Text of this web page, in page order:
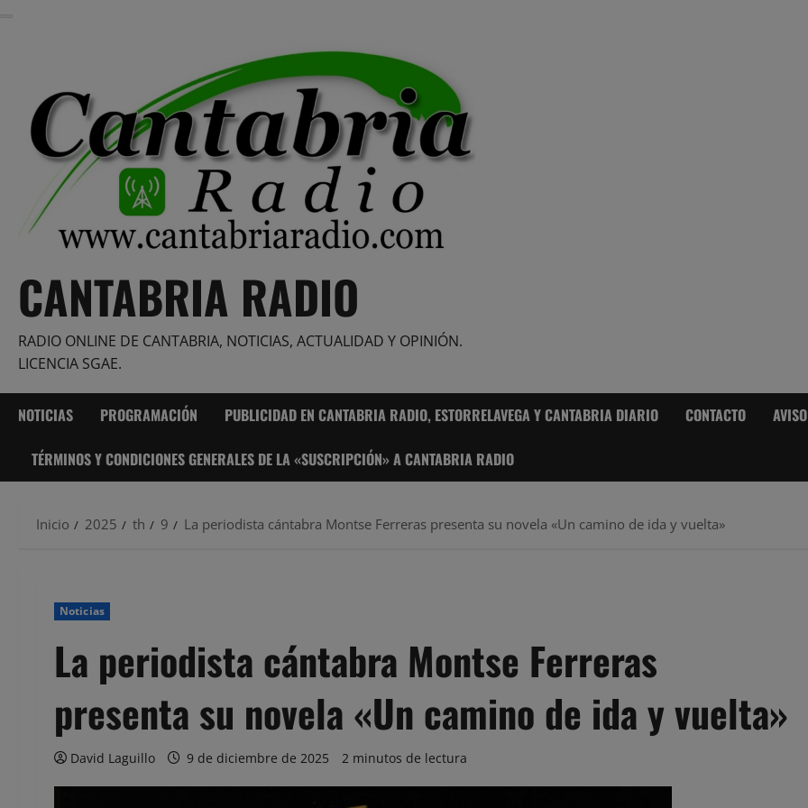
CANTABRIA RADIO
RADIO ONLINE DE CANTABRIA, NOTICIAS, ACTUALIDAD Y OPINIÓN.
LICENCIA SGAE.
NOTICIAS PROGRAMACIÓN PUBLICIDAD EN CANTABRIA RADIO, ESTORRELAVEGA Y CANTABRIA DIARIO CONTACTO
TÉRMINOS Y CONDICIONES GENERALES DE LA «SUSCRIPCIÓN» A CANTABRIA RADIO
Inicio 2025 th 9 La periodista cántabra Montse Ferreras presenta su novela «Un camino de ida y vuelta»
Noticias
La periodista cántabra Montse Ferreras
presenta su novela «Un camino de ida y vuelta»
David Laguillo 9 de diciembre de 2025 2 minutos de lectura